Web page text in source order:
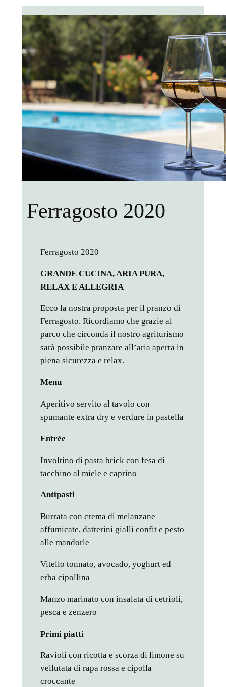
Ferragosto 2020
Ferragosto 2020
GRANDE CUCINA, ARIA PURA,
RELAX E ALLEGRIA
Ecco la nostra proposta per il pranzo di
Ferragosto. Ricordiamo che grazie al
parco che circonda il nostro agriturismo
sarà possibile pranzare all’aria aperta in
piena sicurezza e relax.
Menu
Aperitivo servito al tavolo con
spumante extra dry e verdure in pastella
Entrée
Involtino di pasta brick con fesa di
tacchino al miele e caprino
Antipasti
Burrata con crema di melanzane
affumicate, datterini gialli confit e pesto
alle mandorle
Vitello tonnato, avocado, yoghurt ed
erba cipollina
Manzo marinato con insalata di cetrioli,
pesca e zenzero
Primi piatti
Ravioli con ricotta e scorza di limone su
vellutata di rapa rossa e cipolla
croccante